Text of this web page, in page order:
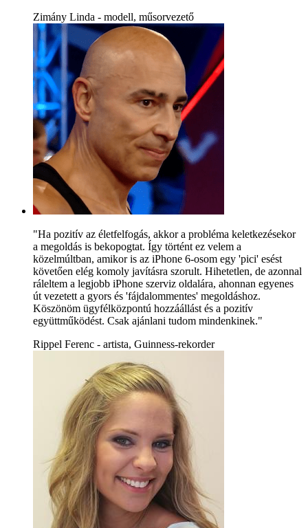
Zimány Linda - modell, műsorvezető
"Ha pozitív az életfelfogás, akkor a probléma keletkezésekor
a megoldás is bekopogtat. Így történt ez velem a
közelmúltban, amikor is az iPhone 6-osom egy 'pici' esést
követően elég komoly javításra szorult. Hihetetlen, de azonnal
ráleltem a legjobb iPhone szerviz oldalára, ahonnan egyenes
út vezetett a gyors és 'fájdalommentes' megoldáshoz.
Köszönöm ügyfélközpontú hozzáállást és a pozitív
együttműködést. Csak ajánlani tudom mindenkinek."
Rippel Ferenc - artista, Guinness-rekorder